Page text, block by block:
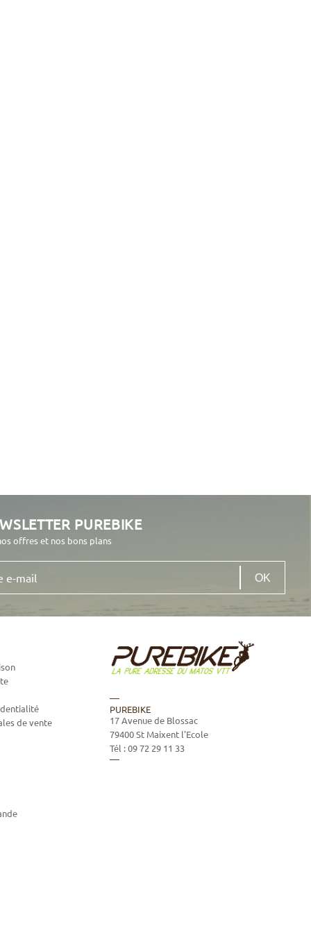
PUREBIKE
offres et nos bons plans
de vente
PUREBIKE
17 Avenue de Blossac
79400St Maixent l'Ecole
Tél :09 72 29 11 33